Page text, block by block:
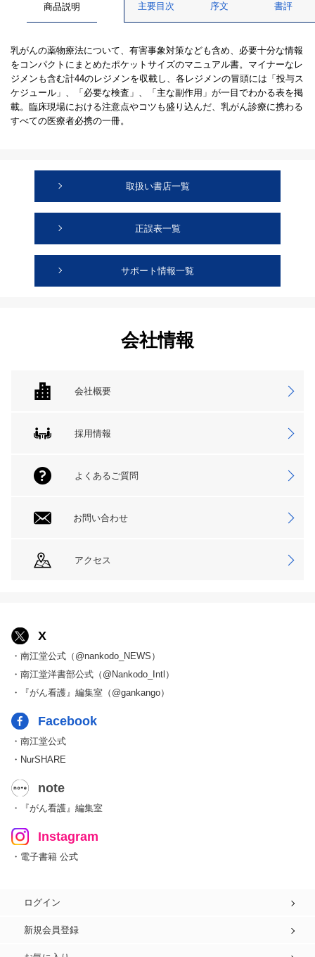
商品説明 主要目次 序文 書評
乳がんの薬物療法について、有害事象対策なども含め、必要十分な情報
をコンパクトにまとめたポケットサイズのマニュアル書。マイナーなレ
ジメンも含む計44のレジメンを収載し、各レジメンの冒頭には「投与ス
ケジュール」、「必要な検査」、「主な副作用」が一目でわかる表を掲
載。臨床現場における注意点やコツも盛り込んだ、乳がん診療に携わる
すべての医療者必携の一冊。
取扱い書店一覧
正誤表一覧
サポート情報一覧
会社情報
会社概要
採用情報
よくあるご質問
お問い合わせ
アクセス
X
・南江堂公式（@nankodo_NEWS）
・南江堂洋書部公式（@Nankodo_Intl）
・『がん看護』編集室（@gankango）
Facebook
・南江堂公式
・NurSHARE
note
・『がん看護』編集室
Instagram
・電子書籍 公式
ログイン
新規会員登録